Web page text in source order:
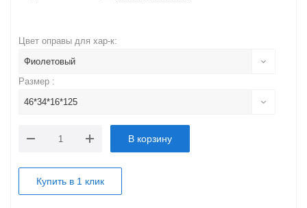
Цвет оправы для хар-к:
Фиолетовый
Размер :
46*34*16*125
В корзину
Купить в 1 клик